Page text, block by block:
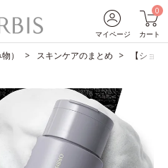
マイページ
0
カート
） スキンケアのまとめ 【ショ